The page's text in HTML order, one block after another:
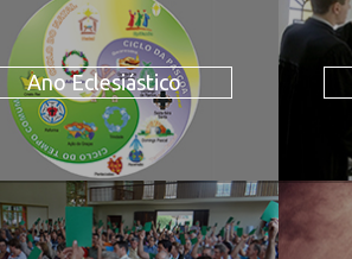
Ano Eclesiástico